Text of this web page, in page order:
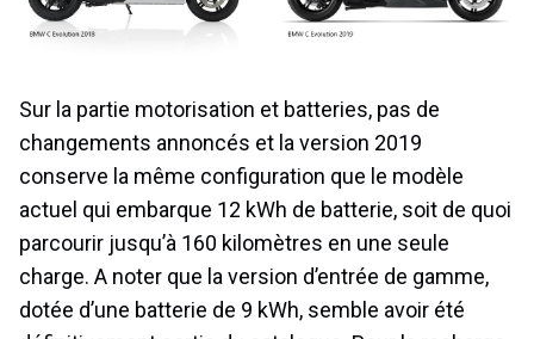
Sur la partie motorisation et batteries, pas de
changements annoncés et la version 2019
conserve la même configuration que le modèle
actuel qui embarque 12 kWh de batterie, soit de quoi
parcourir jusqu’à 160 kilomètres en une seule
charge. A noter que la version d’entrée de gamme,
dotée d’une batterie de 9 kWh, semble avoir été